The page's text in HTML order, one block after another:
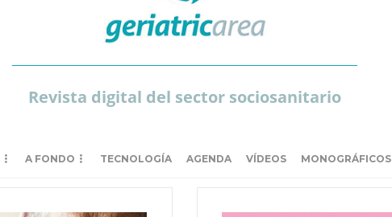
Revista digital del sector sociosanitario
A FONDO TECNOLOGÍA AGENDA VÍDEOS MONOGRÁFICOS